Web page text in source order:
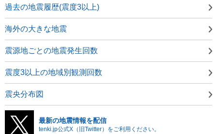
過去の地震履歴(震度3以上)
海外の大きな地震
震源地ごとの地震発生回数
震度3以上の地域別観測回数
震央分布図
最新の地震情報を配信
tenki.jp公式X（旧Twitter）をご利用ください。